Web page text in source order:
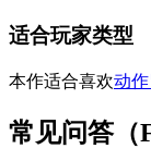
适合玩家类型
本作适合喜欢动
常见问答（